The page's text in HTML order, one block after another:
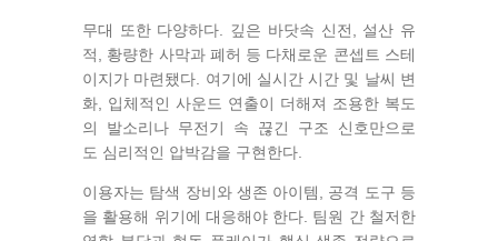
무대 또한 다양하다. 깊은 바닷속 신전, 설산 유
적, 황량한 사막과 폐허 등 다채로운 콘셉트 스테
이지가 마련됐다. 여기에 실시간 시간 및 날씨 변
화, 입체적인 사운드 연출이 더해져 조용한 복도
의 발소리나 무전기 속 끊긴 구조 신호만으로
도 심리적인 압박감을 구현한다.
이용자는 탐색 장비와 생존 아이템, 공격 도구 등
을 활용해 위기에 대응해야 한다. 팀원 간 철저한